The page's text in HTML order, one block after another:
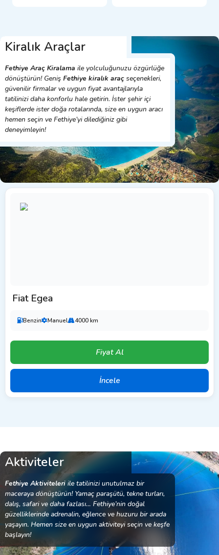
Kiralık Araçlar
Fethiye Araç Kiralama ile yolculuğunuzu özgürlüğe
dönüştürün! Geniş Fethiye kiralık araç seçenekleri,
güvenilir firmalar ve uygun fiyat avantajlarıyla
tatilinizi daha konforlu hale getirin. İster şehir içi
keşiflerde ister doğa rotalarında, size en uygun aracı
hemen seçin ve Fethiye’yi dilediğiniz gibi
deneyimleyin!
Fiat Egea
Benzin Manuel 4000 km
Fiyat Al
İncele
Aktiviteler
Fethiye Aktiviteleri ile tatilinizi unutulmaz bir
maceraya dönüştürün! Yamaç paraşütü, tekne turları,
dalış, safari ve daha fazlası… Fethiye’nin doğal
güzelliklerinde adrenalin, eğlence ve huzuru bir arada
yaşayın. Hemen size en uygun aktiviteyi seçin ve keşfe
başlayın!